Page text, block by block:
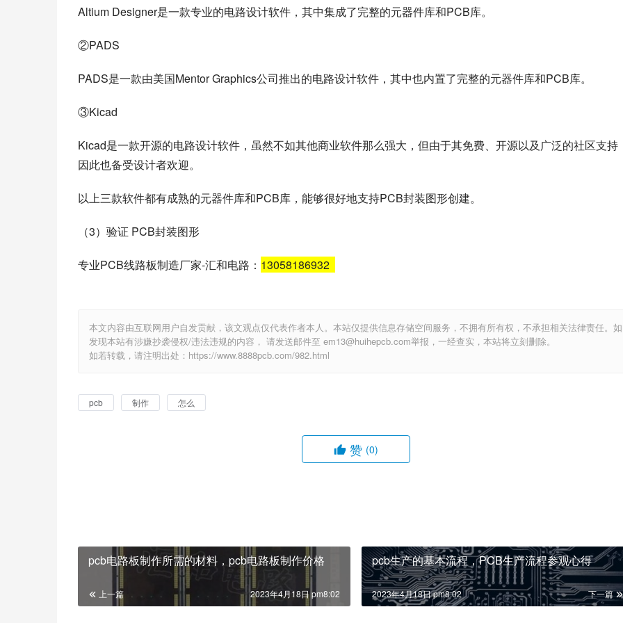
Altium Designer是一款专业的电路设计软件，其中集成了完整的元器件库和PCB库。
②PADS
PADS是一款由美国Mentor Graphics公司推出的电路设计软件，其中也内置了完整的元器件库和PCB库。
③Kicad
Kicad是一款开源的电路设计软件，虽然不如其他商业软件那么强大，但由于其免费、开源以及广泛的社区支持
因此也备受设计者欢迎。
以上三款软件都有成熟的元器件库和PCB库，能够很好地支持PCB封装图形创建。
（3）验证 PCB封装图形
专业PCB线路板制造厂家-汇和电路： 13058186932
本文内容由互联网用户自发贡献，该文观点仅代表作者本人。本站仅提供信息存储空间服务，不拥有所有权，不承担相关法律责任。如
发现本站有涉嫌抄袭侵权/违法违规的内容， 请发送邮件至 em13@huihepcb.com举报，一经查实，本站将立刻删除。
如若转载，请注明出处：https://www.8888pcb.com/982.html
pcb 制作 怎么
赞 (0)
pcb电路板制作所需的材料，pcb电路板制作价格
上一篇 2023年4月18日 pm8:02
pcb生产的基本流程，PCB生产流程参观心得
下一篇
2023年4月18日 pm8:02